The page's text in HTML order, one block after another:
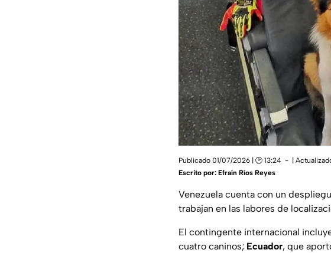
Publicado 01/07/2026 | 🕑 13:24 |
Escrito por: Efraín Ríos Reyes
Venezuela cuenta con un
trabajan en las labores de
El contingente internacional
cuatro caninos; Ecuador, que